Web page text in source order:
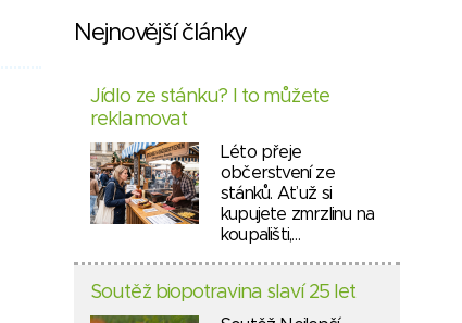
Nejnovější články
Jídlo ze stánku? I to můžete
reklamovat
Léto přeje
občerstvení ze
stánků. Ať už si
kupujete zmrzlinu na
koupališti,…
Soutěž biopotravina slaví 25 let